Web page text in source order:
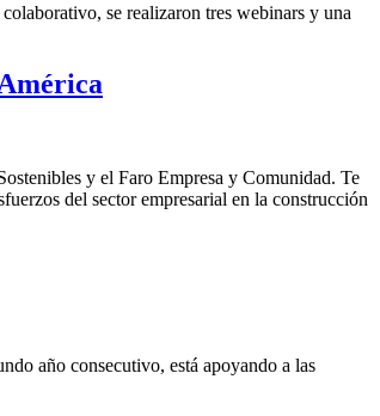
se realizaron tres webinars y una
y el Faro Empresa y Comunidad. Te
del sector empresarial en la construcción
año consecutivo, está apoyando a las